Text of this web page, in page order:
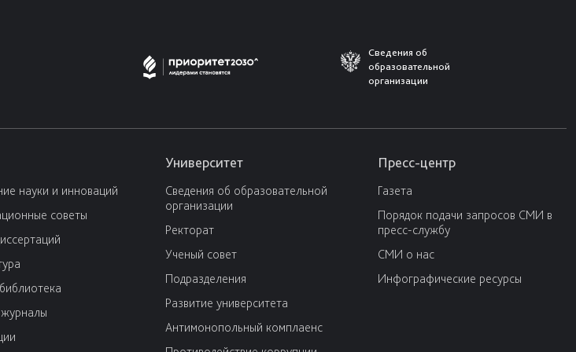
Сведения об
образовательной
организации
науки и инноваций
советы
Университет
Сведения об образовательной
организации
Ректорат
Ученый совет
Подразделения
Развитие университета
Антимонопольный комплаенс
Пресс-центр
Газета
Порядок подачи запросов СМИ в
пресс-службу
СМИ о нас
Инфографические ресурсы